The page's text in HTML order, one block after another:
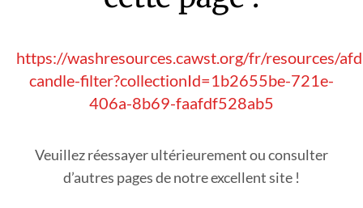
https://washresources.cawst.org/fr/resources/
candle-filter?collectionId=1b2655be-721e-
406a-8b69-faafdf528ab5
Veuillez réessayer ultérieurement ou consulter
d’autres pages de notre excellent site !